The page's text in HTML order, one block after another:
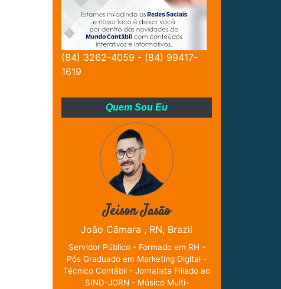
(84) 3262-4059 - (84) 99417-
1619
Quem Sou Eu
Jeison Jasão
João Câmara , RN, Brazil
Servidor Público - Formado em RH -
Pós Graduado em Marketing Digital -
Técnico Contábil - Jornalista Filiado ao
SIND-JORN - Músico Multi-